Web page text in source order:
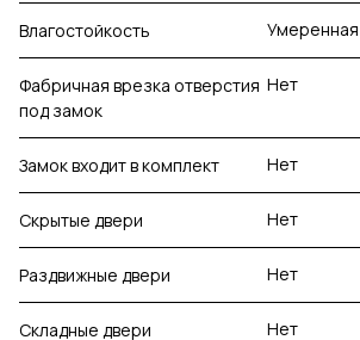
Влагостойкость Умеренная
Фабричная врезка отверстия
под замок
Нет
Замок входит в комплект Нет
Скрытые двери Нет
Раздвижные двери Нет
Складные двери Нет